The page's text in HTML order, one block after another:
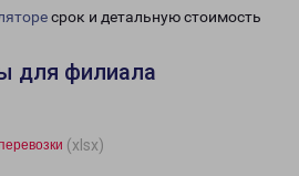
срок и детальную стоимость
для филиала
(xlsx)